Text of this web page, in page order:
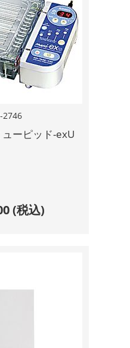
2746
ーピッド-exU
(税込)